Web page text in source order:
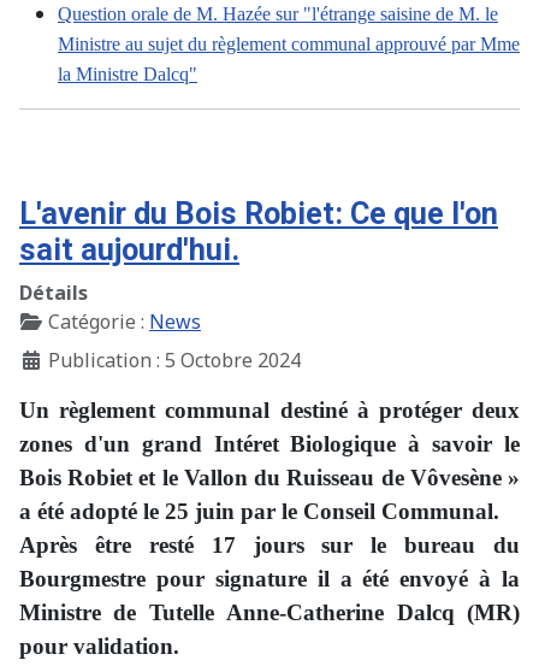
Question orale de M. Hazée sur "l'étrange saisine de M. le
Ministre au sujet du règlement communal approuvé par Mme
la Ministre Dalcq"
L'avenir du Bois Robiet: Ce que l'on
sait aujourd'hui.
Détails
Catégorie : News
Publication : 5 Octobre 2024
Un règlement communal destiné à protéger deux
zones d'un grand Intéret Biologique à savoir le
Bois Robiet et le Vallon du Ruisseau de Vôvesène »
a été adopté le 25 juin par le Conseil Communal.
Après être resté 17 jours sur le bureau du
Bourgmestre pour signature il a été envoyé à la
Ministre de Tutelle Anne-Catherine Dalcq (MR)
pour validation.